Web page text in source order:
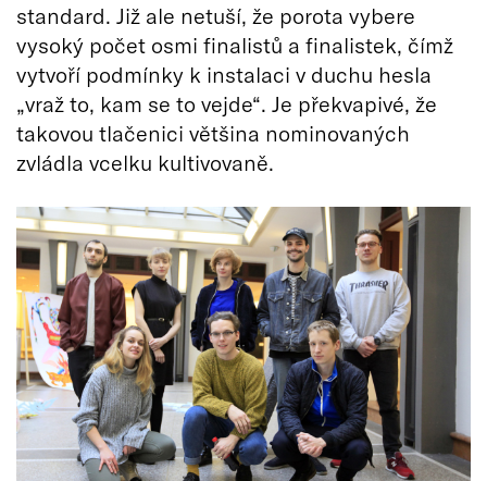
standard. Již ale netuší, že porota vybere
vysoký počet osmi finalistů a finalistek, čímž
vytvoří podmínky k instalaci v duchu hesla
„vraž to, kam se to vejde“. Je překvapivé, že
takovou tlačenici většina nominovaných
zvládla vcelku kultivovaně.